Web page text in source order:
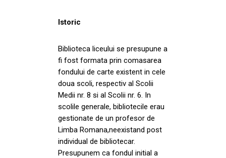
Istoric
Biblioteca liceului se presupune a
fi fost formata prin comasarea
fondului de carte existent in cele
doua scoli, respectiv al Scolii
Medii nr. 8 si al Scolii nr. 6. In
scolile generale, bibliotecile erau
gestionate de un profesor de
Limba Romana,neexistand post
individual de bibliotecar.
Presupunem ca fondul initial a